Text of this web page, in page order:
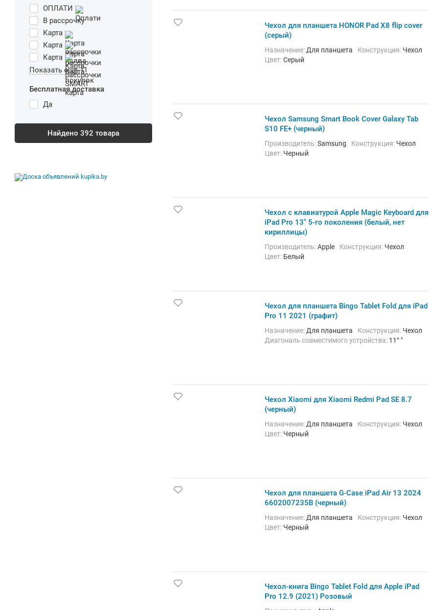
ОПЛАТИ
В рассрочку
Карта
Карта
Карта
Показать еще 11
Бесплатная доставка
Да
Найдено 392 товара
Чехол для планшета HONOR Pad X8 flip cover
(серый)
Назначение: Для планшета Конструкция: Чехол
Цвет:Серый
Чехол Samsung Smart Book Cover Galaxy Tab
S10 FE+ (черный)
Производитель:Samsung Конструкция: Чехол
Цвет: Черный
Чехол с клавиатурой Apple Magic Keyboard для
iPad Pro 13" 5-го поколения (белый, нет
кириллицы)
Производитель:Apple Конструкция: Чехол
Цвет: Белый
Чехол для планшета Bingo Tablet Fold для iPad
Pro 11 2021 (графит)
Назначение: Для планшета Конструкция: Чехол
Диагональ совместимого устройства: 11″ "
Чехол Xiaomi для Xiaomi Redmi Pad SE 8.7
(черный)
Назначение: Для планшета Конструкция: Чехол
Цвет: Черный
Чехол для планшета G-Case iPad Air 13 2024
6602007235B (черный)
Назначение: Для планшета Конструкция: Чехол
Цвет: Черный
Чехол-книга Bingo Tablet Fold для Apple iPad
Pro 12.9 (2021) Розовый